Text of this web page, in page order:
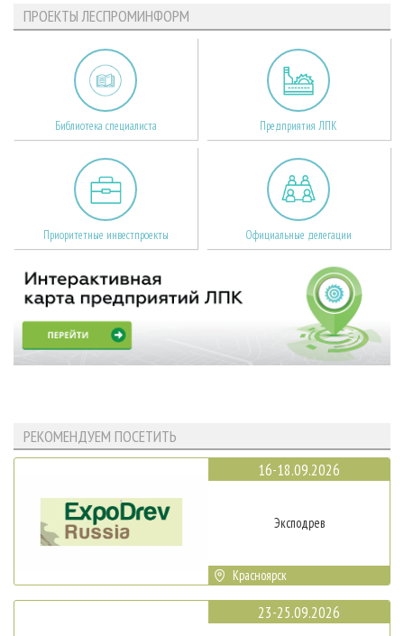
ПРОЕКТЫ ЛЕСПРОМИНФОРМ
Библиотека специалиста Предприятия ЛПК
Приоритетные инвестпроекты Официальные делегации
РЕКОМЕНДУЕМ ПОСЕТИТЬ
16-18.09.2026
Эксподрев
Красноярск
23-25.09.2026